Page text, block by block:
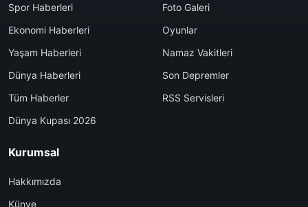
Spor Haberleri
Ekonomi Haberleri
Yaşam Haberleri
Dünya Haberleri
Tüm Haberler
Dünya Kupası 2026
Foto Galeri
Oyunlar
Namaz Vakitleri
Son Depremler
RSS Servisleri
Kurumsal
Hakkımızda
Künye